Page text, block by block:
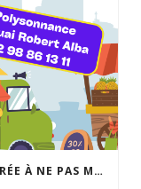
PREMIER RENDEZ-VOUS DE LA RENTRÉE À NE PAS MANQUER: LA FABRIQUE DES POSSIBLES AU LOCAL JEUNES DE POLYSONNANCE. UN MOMENT CONVIVIAL POUR RÉALISER VOS PROJETS DE SORTIES, D’ACTIVITÉS, DE SÉJOURS… INFO: 02 98 86 13 11